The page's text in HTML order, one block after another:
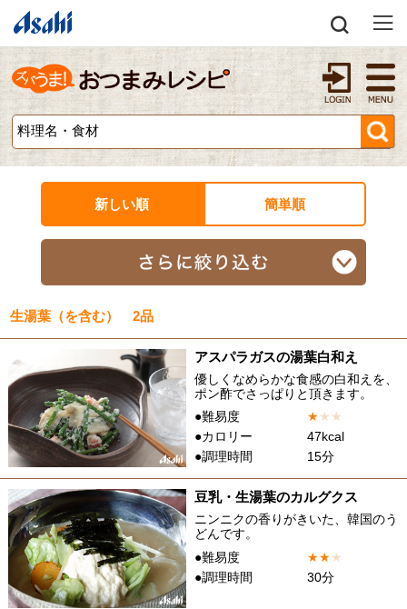
新しい順 簡単順
生湯葉（を含む） 2品
アスパラガスの湯葉白和え
優しくなめらかな食感の白和えを、
ポン酢でさっぱりと頂きます。
●難易度
★★ ★
●カロリー
47kcal
●調理時間
15分
豆乳・生湯葉のカルグクス
ニンニクの香りがきいた、韓国のう
どんです。
●難易度
★★★
●調理時間
30分